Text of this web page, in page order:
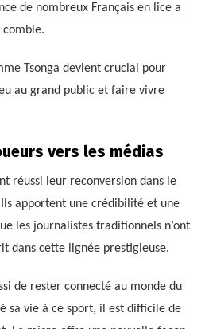
de nombreux Français en lice a
comble.
Tsonga devient crucial pour
au grand public et faire vivre
vers les médias
réussi leur reconversion dans le
apportent une crédibilité et une
les journalistes traditionnels n’ont
dans cette lignée prestigieuse.
de rester connecté au monde du
sa vie à ce sport, il est difficile de